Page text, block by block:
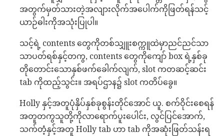
အတွက်မှတ်သားတဲ့အလျားလိုက်အပေါက်ကိုဖြတ်ရန်သင့်
ယာဉ်ဓါးကိုအသုံးပြုပါ။
သင့်ရဲ့ contents တွေကိုတစ်သျှူးစက္ကူထဲမှာညင်ညင်သာ
သာပတ်ရစ်နှင့်တကွ, contents တွေကိုကျော် box ရဲ့နှစ်ခု
တိုတောင်းသောနှစ်ဖက်ခေါက်လျက်, slot ကတဆင့်ဆင်း
tab ကိုထည့်သွင်း။ အရပ်ဌာန၌ slot ကတိပ်ခွေ။
Holly နှင့်အတူပုံနှိပ်နှစ်ခုစွန်းတိုင်အောင် ယူ. စက်ဝိုင်းစေရန်
အတူတကွသူတို့ကိုလာရောက်ပူးပေါင်း, လွင်ပြင်အောက်,
သက်တံ့နှင့်အတူ Holly tab ဟာ tab ကိုအဆုံးဖြတ်သန်းရ